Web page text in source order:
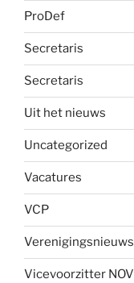
ProDef
Secretaris
Secretaris
Uit het nieuws
Uncategorized
Vacatures
VCP
Verenigingsnieuws
Vicevoorzitter NOV